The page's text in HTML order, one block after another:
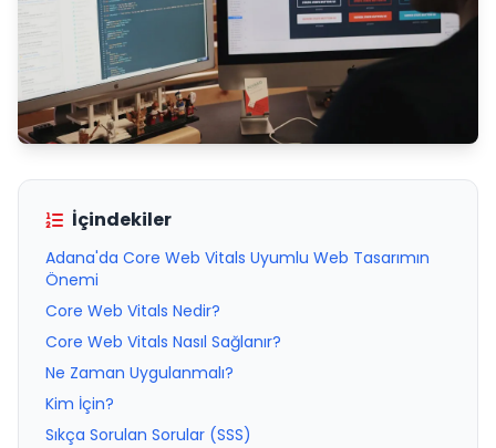
İçindekiler
Adana'da Core Web Vitals Uyumlu Web Tasarımın
Önemi
Core Web Vitals Nedir?
Core Web Vitals Nasıl Sağlanır?
Ne Zaman Uygulanmalı?
Kim İçin?
Sıkça Sorulan Sorular (SSS)